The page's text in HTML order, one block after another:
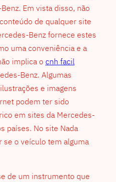
Em vista disso, não
de qualquer site
Benz fornece estes
uma conveniência e a
implica o cnh facil
Benz. Algumas
e imagens
podem ter sido
em sites da Mercedes-
países. No site Nada
se o veículo tem alguma
de um instrumento que